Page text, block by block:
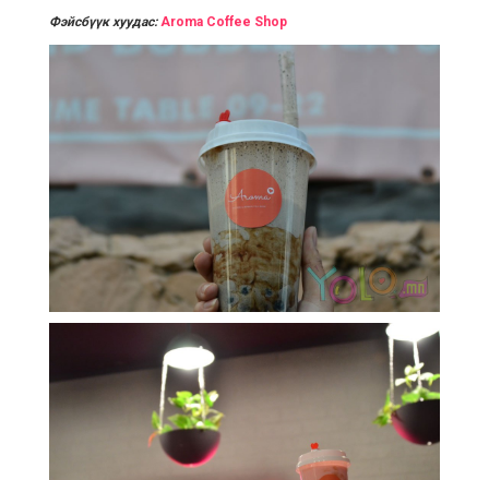
Фэйсбүүк хуудас: Aroma Coffee Shop